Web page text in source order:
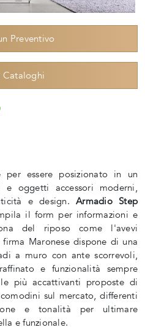
Preventivo
Cataloghi
per essere posizionato in un
oggetti accessori moderni,
e design.Armadio Step
il form per informazioni e
del riposo come l'avevi
Maronese dispone di una
a muro con ante scorrevoli,
e funzionalità sempre
più accattivanti proposte di
sul mercato, differenti
e tonalità per ultimare
e funzionale.